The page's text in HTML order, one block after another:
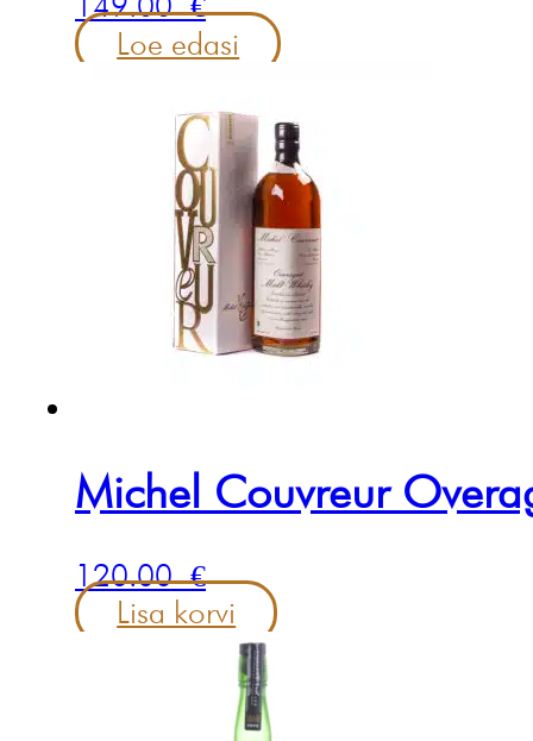
Loe edasi
Michel Couvreur
120.00€
Lisa korvi